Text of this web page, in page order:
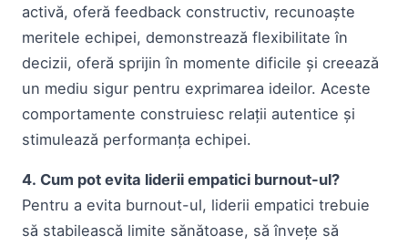
activă, oferă feedback constructiv, recunoaște
meritele echipei, demonstrează flexibilitate în
decizii, oferă sprijin în momente dificile și creează
un mediu sigur pentru exprimarea ideilor. Aceste
comportamente construiesc relații autentice și
stimulează performanța echipei.
4. Cum pot evita liderii empatici burnout-ul?
Pentru a evita burnout-ul, liderii empatici trebuie
să stabilească limite sănătoase, să învețe să